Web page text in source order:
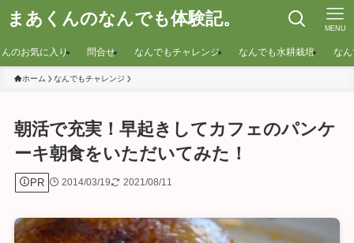
まあくんのなんでも体験記。 MENU
のお気に入り 問合せ なんでもチャレンジ なんでも水耕栽培 な
ホーム なんでもチャレンジ
朝活で充実！早起きしてカフェのパンケ
ーキ朝食をいただいてみた！
PR 2014/03/19 2021/08/11